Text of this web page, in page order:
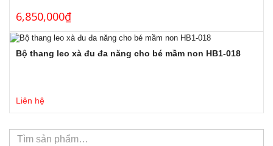
6,850,000₫
Bộ thang leo xà đu đa năng cho bé mầm non HB1-018
Liên hệ